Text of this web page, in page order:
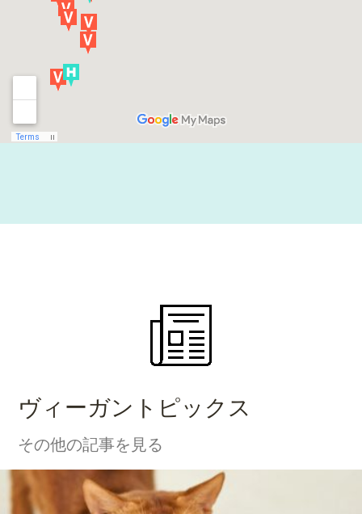
ヴィーガントピックス
その他の記事を見る